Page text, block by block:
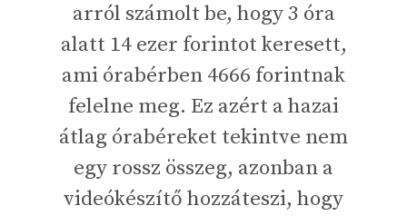
arról számolt be, hogy 3 óra
alatt 14 ezer forintot keresett,
ami órabérben 4666 forintnak
felelne meg. Ez azért a hazai
átlag órabéreket tekintve nem
egy rossz összeg, azonban a
videókészítő hozzáteszi, hogy